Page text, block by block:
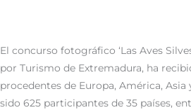
El concurso fotográfico ‘Las Aves
por Turismo de Extremadura, ha
procedentes de Europa, América, Asia
sido 625 participantes de 35 países,